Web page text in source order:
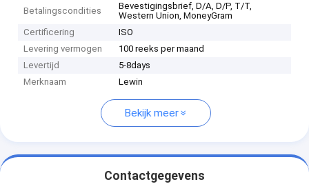
Betalingscondities
Bevestigingsbrief, D/A, D/P, T/T,
Western Union, MoneyGram
Certificering
ISO
Levering vermogen
100 reeks per maand
Levertijd
5-8days
Merknaam
Lewin
Bekijk meer
Contactgegevens